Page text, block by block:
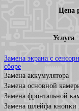
Цена
Услуга
Замена экрана с
сборе
Замена аккумулятора
Замена основной
Замена фронтальной
Замена шлейфа кнопки